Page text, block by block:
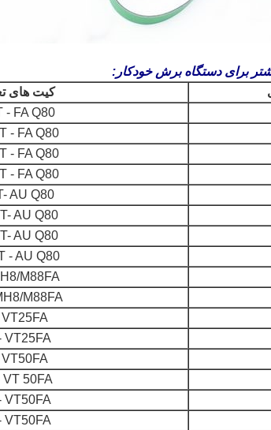
برای دستگاه برش خودکار:
کیت های
- FA Q80
- FA Q80
- FA Q80
- FA Q80
AU Q80
AU Q80
AU Q80
- AU Q80
M88FA
M88FA
VT25FA
VT 50FA
VT50FA
VT50FA